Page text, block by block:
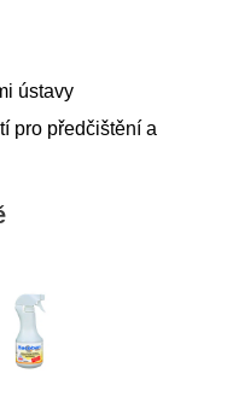
ústavy
pro předčištění a